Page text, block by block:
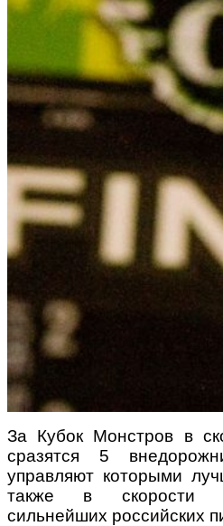
За Кубок Монстров в
сразятся 5
управляют которыми
также в скорости
сильнейших российских